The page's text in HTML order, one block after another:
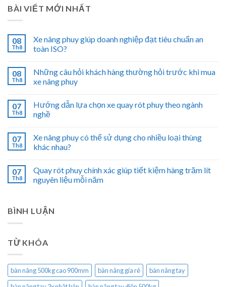
BÀI VIẾT MỚI NHẤT
08
Th8
Xe nâng phuy giúp doanh nghiệp đạt tiêu chuẩn an
toàn ISO?
08
Th8
Những câu hỏi khách hàng thường hỏi trước khi mua
xe nâng phuy
07
Th8
Hướng dẫn lựa chọn xe quay rót phuy theo ngành
nghề
07
Th8
Xe nâng phuy có thể sử dụng cho nhiều loại thùng
khác nhau?
07
Th8
Quay rót phuy chính xác giúp tiết kiệm hàng trăm lít
nguyên liệu mỗi năm
BÌNH LUẬN
TỪ KHÓA
bàn nâng 500kg cao 900mm bàn nâng gía rẻ
bàn nâng tay